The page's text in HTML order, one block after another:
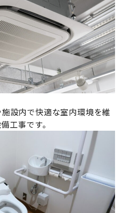
設内で快適な室内環境を維
工事です。